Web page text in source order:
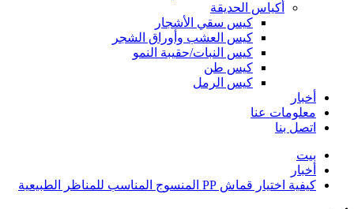
أكياس الحديقة
كيس سقي الأشجار
كيس العشب وأوراق الشجر
كيس النبات/حقيبة النمو
كيس طن
كيس الرمل
أخبار
معلومات عنا
اتصل بنا
بيت
أخبار
كيفية اختيار قماش PP المنسوج المناسب للمناظر الطبيعية